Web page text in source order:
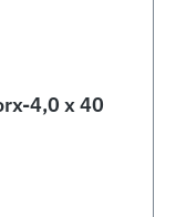
4,0 x 40